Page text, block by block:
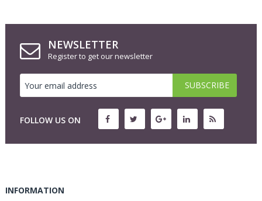
NEWSLETTER
Register to get our newsletter
FOLLOW US ON
INFORMATION